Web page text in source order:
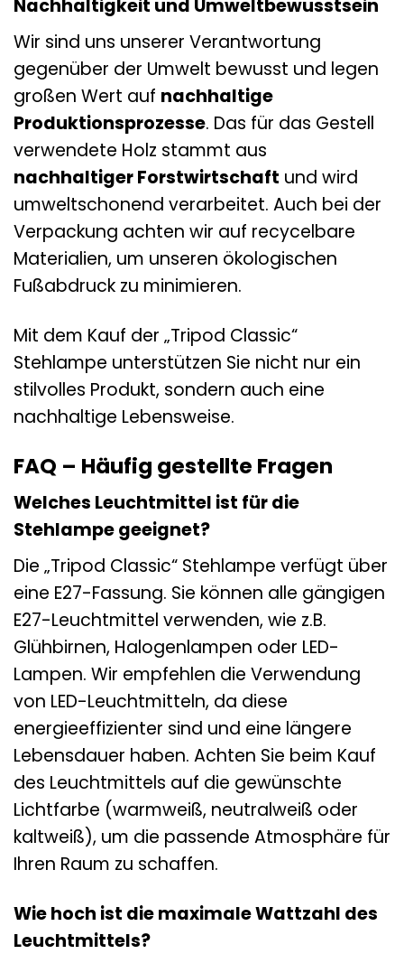
Nachhaltigkeit und Umweltbewusstsein
Wir sind uns unserer Verantwortung
gegenüber der Umwelt bewusst und legen
großen Wert auf nachhaltige
Produktionsprozesse. Das für das Gestell
verwendete Holz stammt aus
nachhaltiger Forstwirtschaft und wird
umweltschonend verarbeitet. Auch bei der
Verpackung achten wir auf recycelbare
Materialien, um unseren ökologischen
Fußabdruck zu minimieren.
Mit dem Kauf der „Tripod Classic“
Stehlampe unterstützen Sie nicht nur ein
stilvolles Produkt, sondern auch eine
nachhaltige Lebensweise.
FAQ – Häufig gestellte Fragen
Welches Leuchtmittel ist für die
Stehlampe geeignet?
Die „Tripod Classic“ Stehlampe verfügt über
eine E27-Fassung. Sie können alle gängigen
E27-Leuchtmittel verwenden, wie z.B.
Glühbirnen, Halogenlampen oder LED-
Lampen. Wir empfehlen die Verwendung
von LED-Leuchtmitteln, da diese
energieeffizienter sind und eine längere
Lebensdauer haben. Achten Sie beim Kauf
des Leuchtmittels auf die gewünschte
Lichtfarbe (warmweiß, neutralweiß oder
kaltweiß), um die passende Atmosphäre für
Ihren Raum zu schaffen.
Wie hoch ist die maximale Wattzahl des
Leuchtmittels?